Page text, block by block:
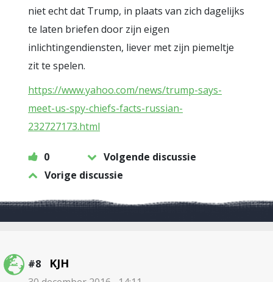
niet echt dat Trump, in plaats van zich dagelijks
te laten briefen door zijn eigen
inlichtingendiensten, liever met zijn piemeltje
zit te spelen.
https://www.yahoo.com/news/trump-says-
meet-us-spy-chiefs-facts-russian-
232727173.html
0
Volgende discussie
Vorige discussie
#8 KJH